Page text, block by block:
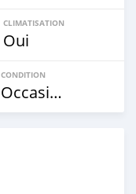
CLIMATISATION
Oui
CONDITION
Occasion